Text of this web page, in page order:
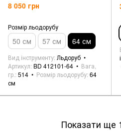
8 050 грн
Розмір льодорубу
50 см 57 см 64 см
Вид інструменту Льдоруб
Артикул BD 412101-64
Вага,
гр. 514 Розмір льодорубу 64
см
Показати ще